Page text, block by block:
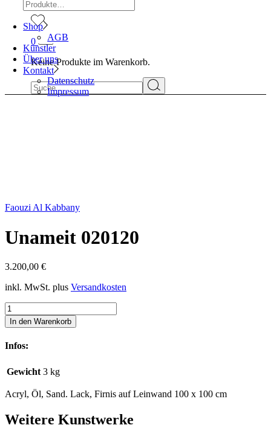
0
Keine Produkte im Warenkorb.
Suchen
Suchen
Shop
AGB
Künstler
Über uns
Kontakt
Datenschutz
Impressum
Faouzi Al Kabbany
Unameit 020120
3.200,00 €
inkl. MwSt. plus Versandkosten
Unameit
020120
quantity
In den Warenkorb
Infos:
Gewicht 3 kg
Acryl, Öl, Sand. Lack, Firnis auf Leinwand 100 x 100 cm
Weitere Kunstwerke